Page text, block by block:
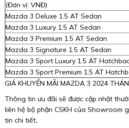
(Đơn vị: VNĐ)
Mazda 3 Deluxe 1.5 AT Sedan
Mazda 3 Luxury 1.5 AT Sedan
Mazda 3 Premium 1.5 AT Sedan
Mazda 3 Signature 1.5 AT Sedan
Mazda 3 Sport Luxury 1.5 AT
Mazda 3 Sport Premium 1.5 AT
GIÁ KHUYẾN MÃI MAZDA 3 2024
Thông tin ưu đãi sẽ được cập nhật
liên hệ bộ phận CSKH của Showroom
tin chi tiết.